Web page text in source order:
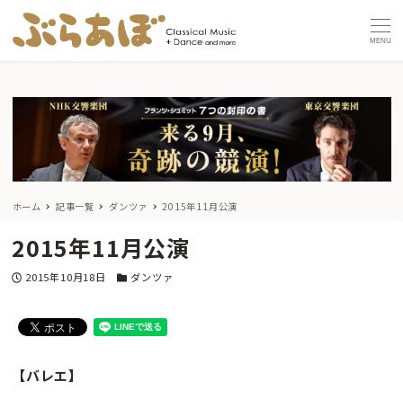
MENU
ホーム 記事一覧 ダンツァ 2015年11月公演
2015年11月公演
投稿日
2015年10月18日 カテゴリー
ダンツァ
【バレエ】